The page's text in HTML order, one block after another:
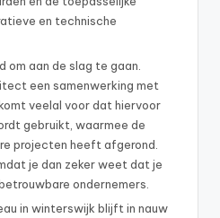
en technische
om aan de slag te gaan.
een samenwerking met
veelal voor dat hiervoor
gebruikt, waarmee de
projecten heeft afgerond.
je dan zeker weet dat je
ondernemers.
in winterswijk blijft in nauw